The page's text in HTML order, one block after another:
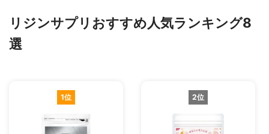
リジンサプリおすすめ人気ランキング8
選
1位 2位